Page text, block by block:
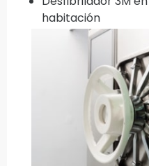
habitación